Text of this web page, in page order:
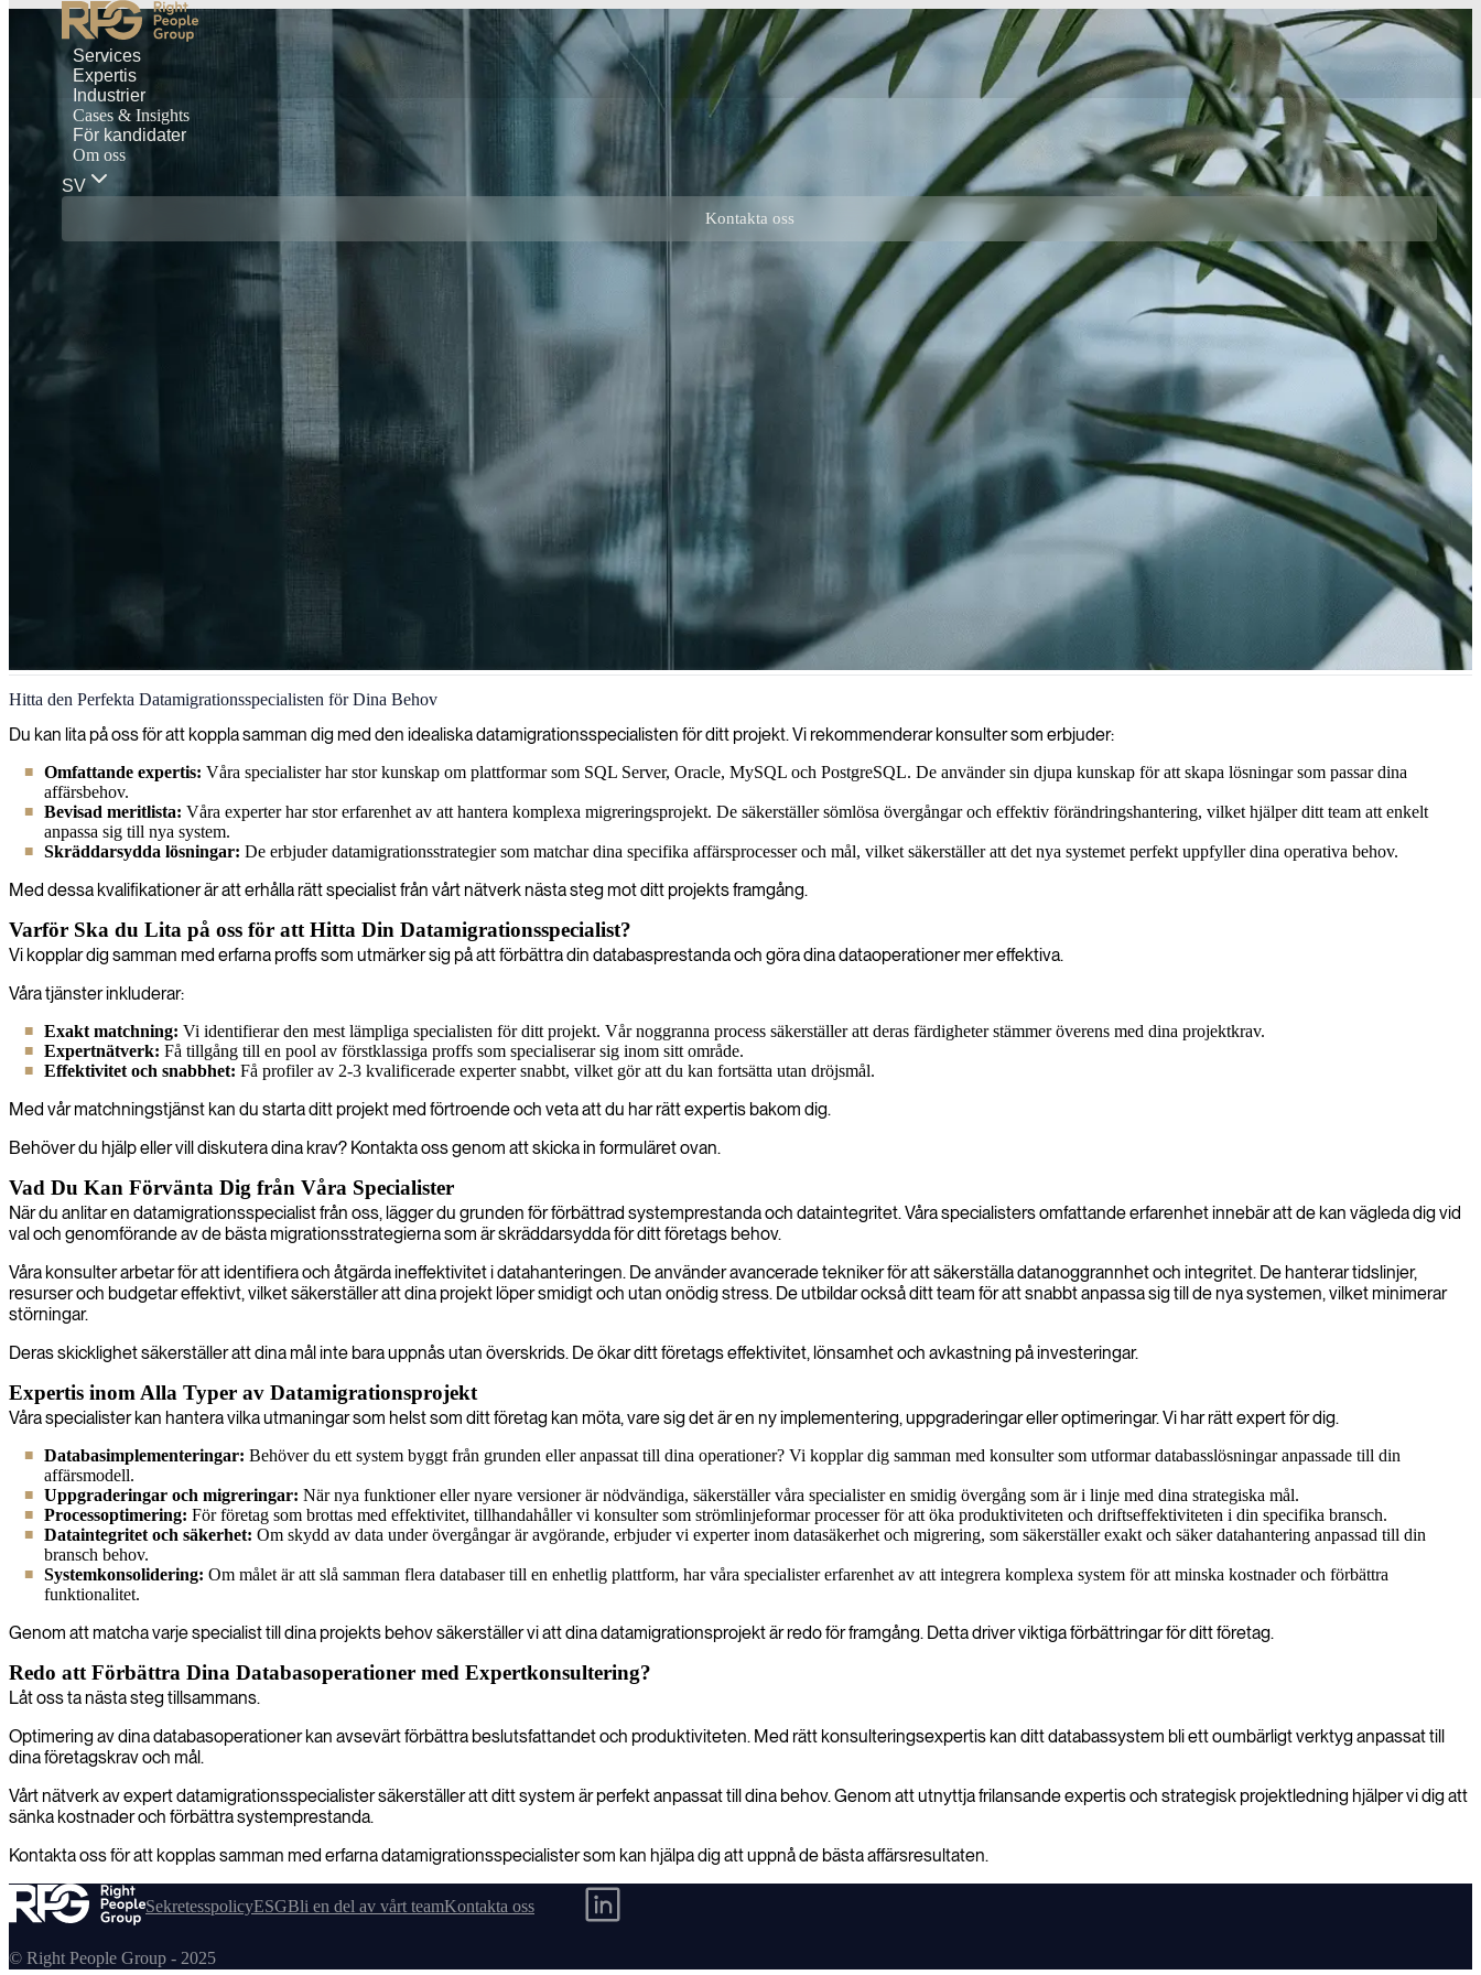
Services
Expertis
Industrier
Cases & Insights
För kandidater
Om oss
SV
Kontakta oss
Datamigration
Vi hjälper organisationer med databasmigrationsprojekt och säkerställer smidiga övergångar samtidigt som vi upprätthåller dataintegritet, säkerhet och minimala driftstopp genom våra specialiserade IT-konsulter.
Hitta den Perfekta Datamigrationsspecialisten för Dina Behov
Du kan lita på oss för att koppla samman dig med den idealiska datamigrationsspecialisten för ditt projekt. Vi rekommenderar konsulter som erbjuder:
Omfattande expertis: Våra specialister har stor kunskap om plattformar som SQL Server, Oracle, MySQL och PostgreSQL. De använder sin djupa kunskap för att skapa lösningar som passar dina
affärsbehov.
Bevisad meritlista: Våra experter har stor erfarenhet av att hantera komplexa migreringsprojekt. De säkerställer sömlösa övergångar och effektiv förändringshantering, vilket hjälper ditt team att enkelt
anpassa sig till nya system.
Skräddarsydda lösningar: De erbjuder datamigrationsstrategier som matchar dina specifika affärsprocesser och mål, vilket säkerställer att det nya systemet perfekt uppfyller dina operativa behov.
Med dessa kvalifikationer är att erhålla rätt specialist från vårt nätverk nästa steg mot ditt projekts framgång.
Varför Ska du Lita på oss för att Hitta Din Datamigrationsspecialist?
Vi kopplar dig samman med erfarna proffs som utmärker sig på att förbättra din databasprestanda och göra dina dataoperationer mer effektiva.
Våra tjänster inkluderar:
Exakt matchning: Vi identifierar den mest lämpliga specialisten för ditt projekt. Vår noggranna process säkerställer att deras färdigheter stämmer överens med dina projektkrav.
Expertnätverk: Få tillgång till en pool av förstklassiga proffs som specialiserar sig inom sitt område.
Effektivitet och snabbhet: Få profiler av 2-3 kvalificerade experter snabbt, vilket gör att du kan fortsätta utan dröjsmål.
Med vår matchningstjänst kan du starta ditt projekt med förtroende och veta att du har rätt expertis bakom dig.
Behöver du hjälp eller vill diskutera dina krav? Kontakta oss genom att skicka in formuläret ovan.
Vad Du Kan Förvänta Dig från Våra Specialister
När du anlitar en datamigrationsspecialist från oss, lägger du grunden för förbättrad systemprestanda och dataintegritet. Våra specialisters omfattande erfarenhet innebär att de kan vägleda dig vid
val och genomförande av de bästa migrationsstrategierna som är skräddarsydda för ditt företags behov.
Våra konsulter arbetar för att identifiera och åtgärda ineffektivitet i datahanteringen. De använder avancerade tekniker för att säkerställa datanoggrannhet och integritet. De hanterar tidslinjer,
resurser och budgetar effektivt, vilket säkerställer att dina projekt löper smidigt och utan onödig stress. De utbildar också ditt team för att snabbt anpassa sig till de nya systemen, vilket minimerar
störningar.
Deras skicklighet säkerställer att dina mål inte bara uppnås utan överskrids. De ökar ditt företags effektivitet, lönsamhet och avkastning på investeringar.
Expertis inom Alla Typer av Datamigrationsprojekt
Våra specialister kan hantera vilka utmaningar som helst som ditt företag kan möta, vare sig det är en ny implementering, uppgraderingar eller optimeringar. Vi har rätt expert för dig.
Databasimplementeringar: Behöver du ett system byggt från grunden eller anpassat till dina operationer? Vi kopplar dig samman med konsulter som utformar databasslösningar anpassade till din
affärsmodell.
Uppgraderingar och migreringar: När nya funktioner eller nyare versioner är nödvändiga, säkerställer våra specialister en smidig övergång som är i linje med dina strategiska mål.
Processoptimering: För företag som brottas med effektivitet, tillhandahåller vi konsulter som strömlinjeformar processer för att öka produktiviteten och driftseffektiviteten i din specifika bransch.
Dataintegritet och säkerhet: Om skydd av data under övergångar är avgörande, erbjuder vi experter inom datasäkerhet och migrering, som säkerställer exakt och säker datahantering anpassad till din
bransch behov.
Systemkonsolidering: Om målet är att slå samman flera databaser till en enhetlig plattform, har våra specialister erfarenhet av att integrera komplexa system för att minska kostnader och förbättra
funktionalitet.
Genom att matcha varje specialist till dina projekts behov säkerställer vi att dina datamigrationsprojekt är redo för framgång. Detta driver viktiga förbättringar för ditt företag.
Redo att Förbättra Dina Databasoperationer med Expertkonsultering?
Låt oss ta nästa steg tillsammans.
Optimering av dina databasoperationer kan avsevärt förbättra beslutsfattandet och produktiviteten. Med rätt konsulteringsexpertis kan ditt databassystem bli ett oumbärligt verktyg anpassat till
dina företagskrav och mål.
Vårt nätverk av expert datamigrationsspecialister säkerställer att ditt system är perfekt anpassat till dina behov. Genom att utnyttja frilansande expertis och strategisk projektledning hjälper vi dig att
sänka kostnader och förbättra systemprestanda.
Kontakta oss för att kopplas samman med erfarna datamigrationsspecialister som kan hjälpa dig att uppnå de bästa affärsresultaten.
SekretesspolicyESGBli en del av vårt teamKontakta oss
© Right People Group - 2025